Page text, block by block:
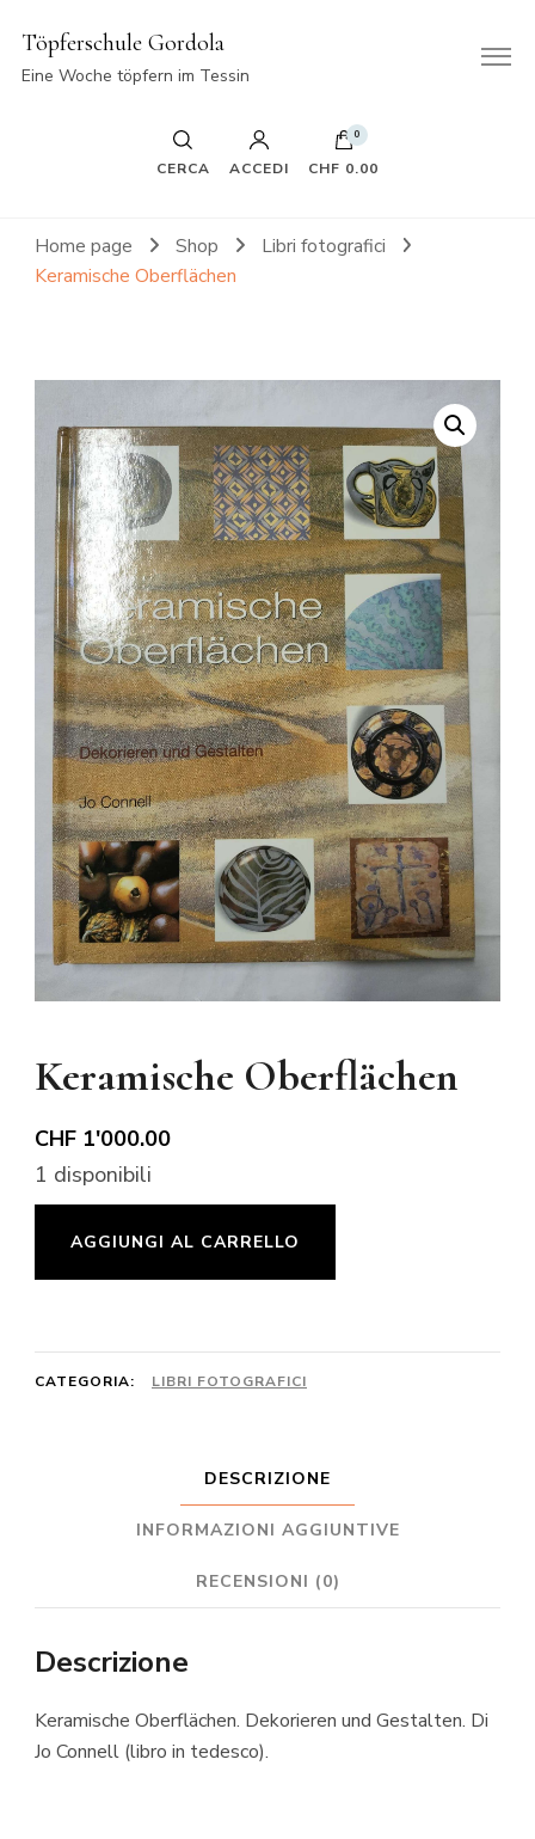
Töpferschule Gordola
Eine Woche töpfern im Tessin
CERCA ACCEDI
0
CHF 0.00
Home page Shop
Libri fotografici
Keramische Oberflächen
Keramische Oberflächen
CHF 1'000.00
1 disponibili
AGGIUNGI AL CARRELLO
CATEGORIA: LIBRI FOTOGRAFICI
DESCRIZIONE
INFORMAZIONI AGGIUNTIVE
RECENSIONI (0)
Descrizione
Keramische Oberflächen. Dekorieren und Gestalten. Di
Jo Connell (libro in tedesco).